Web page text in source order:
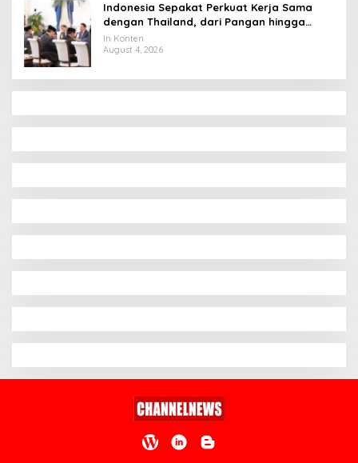
Indonesia Sepakat Perkuat Kerja Sama
dengan Thailand, dari Pangan hingga
Ekonomi Digital
In Konten
August 4, 2026